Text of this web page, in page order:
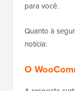
para você.
Quanto à
notícia:
O